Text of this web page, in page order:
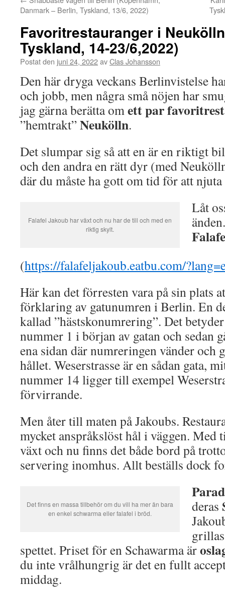
Danmark – Berlin, Tyskland, 13/6, 2022)
Favoritrestauranger i
Tyskland, 14-23/6,2022)
Postat den juni 24, 2022avClas Johansson
Den här dryga veckans Berlinvistelse
och jobb, men några små nöjen har
jag gärna berätta omett par
”hemtrakt”Neukölln.
Det slumpar sig så att en är en riktigt
och den andra en rätt dyr (med
där du måste ha gott om tid för att
Falafel Jakoub har växt och nu har de till och med en
riktig skylt.
Låt
(https://falafeljakoub.eatbu.com/
Här kan det förresten vara på sin plats
förklaring av gatunumren i Berlin. En
kallad ”hästskonumrering”. Det
nummer 1 i början av gatan och sedan
ena sidan där numreringen vänder och
hållet. Weserstrasse är en sådan gata,
nummer 14 ligger till exempel
förvirrande.
Men åter till maten på Jakoubs.
mycket anspråkslöst hål i väggen. Med
växt och nu finns det både bord på
servering inomhus. Allt beställs dock
Det finns en massa tillbehör om du vill ha mer än bara
en enkel schwarma eller falafel i bröd.
deras
spettet. Priset för en Schawarma är
du inte vrålhungrig är det en fullt
middag.